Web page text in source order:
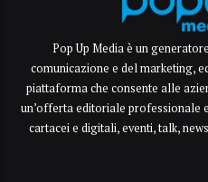
Pop Up Media è un
comunicazione e del marketing,
piattaforma che consente alle
un’offerta editoriale professionale
cartacei e digitali, eventi, talk,